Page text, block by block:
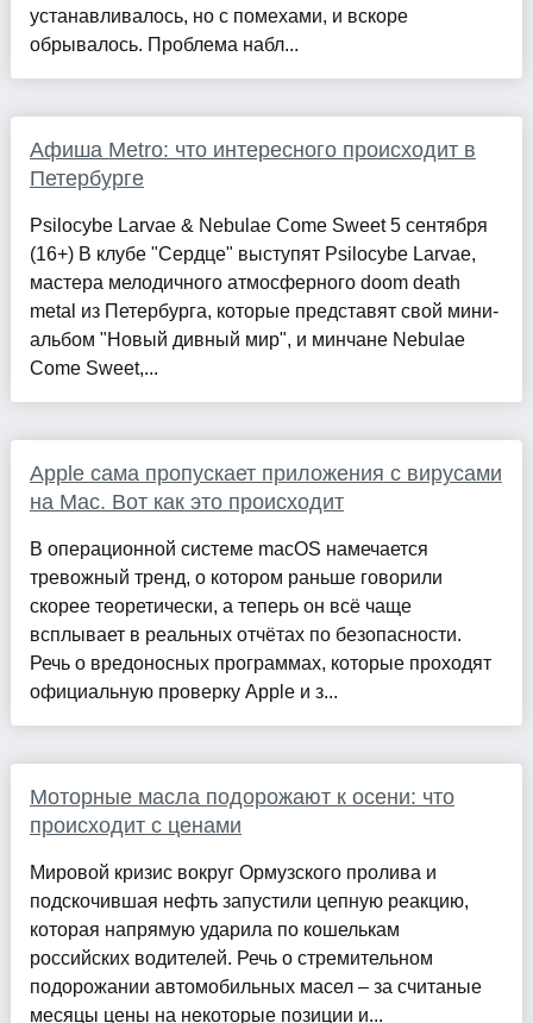
устанавливалось, но с помехами, и вскоре
обрывалось. Проблема набл...
Афиша Metro: что интересного происходит в
Петербурге
Psilocybe Larvae & Nebulae Come Sweet 5 сентября
(16+) В клубе "Сердце" выступят Psilocybe Larvae,
мастера мелодичного атмосферного doom death
metal из Петербурга, которые представят свой мини-
альбом "Новый дивный мир", и минчане Nebulae
Come Sweet,...
Apple сама пропускает приложения с вирусами
на Mac. Вот как это происходит
В операционной системе macOS намечается
тревожный тренд, о котором раньше говорили
скорее теоретически, а теперь он всё чаще
всплывает в реальных отчётах по безопасности.
Речь о вредоносных программах, которые проходят
официальную проверку Apple и з...
Моторные масла подорожают к осени: что
происходит с ценами
Мировой кризис вокруг Ормузского пролива и
подскочившая нефть запустили цепную реакцию,
которая напрямую ударила по кошелькам
российских водителей. Речь о стремительном
подорожании автомобильных масел – за считаные
месяцы цены на некоторые позиции и...